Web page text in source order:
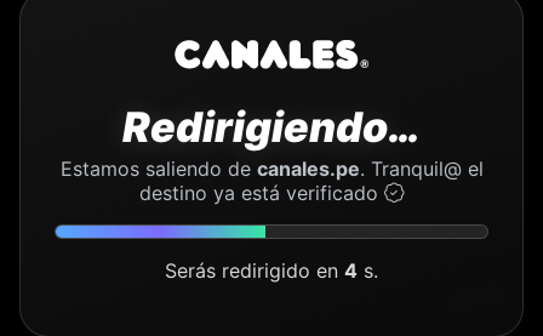
Redirigiendo…
Estamos saliendo de canales.pe. Tranquil@ el
destino ya está verificado
Serás redirigido en 4 s.